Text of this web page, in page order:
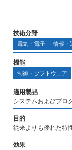
技術分野
電気・電子 情報・
機能
制御・ソフトウェア
適用製品
システムおよびプロ
目的
従来よりも優れた特
効果